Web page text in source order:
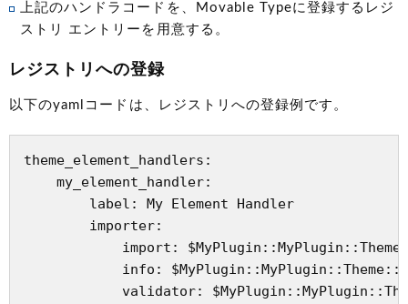
上記のハンドラコードを、Movable Typeに登録するレジ
ストリ エントリーを用意する。
レジストリへの登録
以下のyamlコードは、レジストリへの登録例です。
theme_element_handlers:
    my_element_handler:
        label: My Element Handler
        importer:
import:
info:
validator: